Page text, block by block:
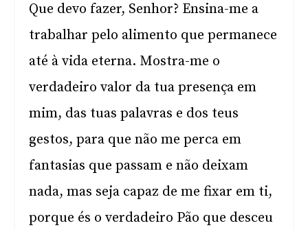
Que devo fazer, Senhor? Ensina-me a
trabalhar pelo alimento que permanece
até à vida eterna. Mostra-me o
verdadeiro valor da tua presença em
mim, das tuas palavras e dos teus
gestos, para que não me perca em
fantasias que passam e não deixam
nada, mas seja capaz de me fixar em ti,
porque és o verdadeiro Pão que desceu